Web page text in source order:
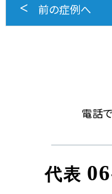
前の症例へ
電話
代表